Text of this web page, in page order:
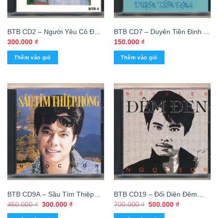
BTB CD2 – Người Yêu Cô Đơn
– Thái Châu (Phôi Số) KGTH9
300.000 ₫
Thêm vào giỏ
BTB CD7 – Duyên Tiền Định –
Thanh Lan – Thái Châu (Phôi
Số) KGTH9
150.000 ₫
Thêm vào giỏ
BTB CD9A – Sầu Tím Thiệp
Hồng – Ngọc Sơn (HMG, Trầy)
KGTUS
450.000₫ Giá
300.000 ₫Giá
BTB CD19 – Đối Diện Đêm
Đen – Ngọc Sơn (Phôi Khắc,
Trầy) KGTUS
700.000₫ Giá
500.000 ₫Giá